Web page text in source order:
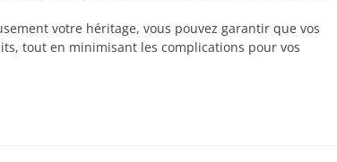
votre héritage, vous pouvez garantir que vos
tout en minimisant les complications pour vos